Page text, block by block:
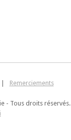
Remerciements
- Tous droits réservés.